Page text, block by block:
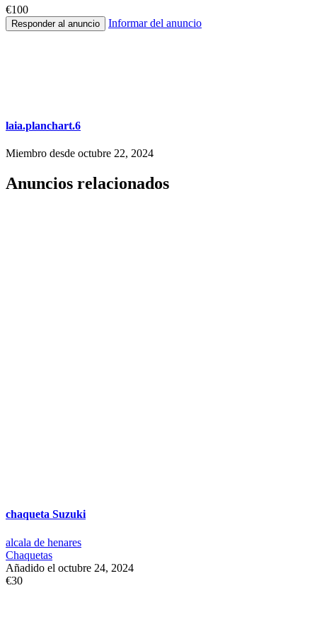
€100
Responder al anuncio Informar del anuncio
laia.planchart.6
Miembro desde octubre 22, 2024
Anuncios relacionados
chaqueta Suzuki
alcala de henares
Chaquetas
Añadido el octubre 24, 2024
€30